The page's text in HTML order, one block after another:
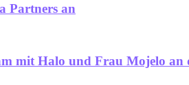
Partners an
mit Halo und Frau Mojelo an